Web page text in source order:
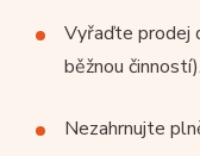
Vyřaďte prodej
běžnou činností).
Nezahrnujte